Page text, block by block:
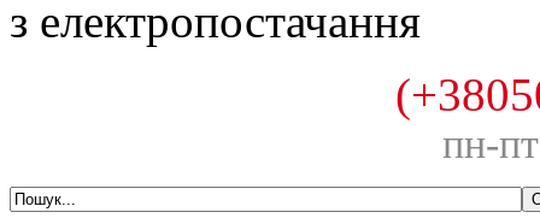
з електропостачання
пн-